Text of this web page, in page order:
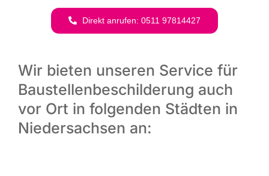
Direkt anru­fen: 0511 97814427
Wir bieten unseren Service für
Baustellenbeschilderung auch
vor Ort in folgenden Städten in
Niedersachsen an: